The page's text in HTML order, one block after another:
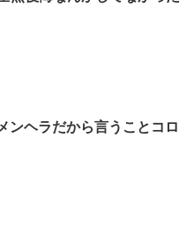
ンヘラだから言うことコロ